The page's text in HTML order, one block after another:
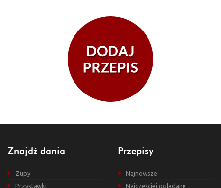
Znajdź dania
Zupy
Przystawki
Przepisy
Najnowsze
Najczęściej oglądane